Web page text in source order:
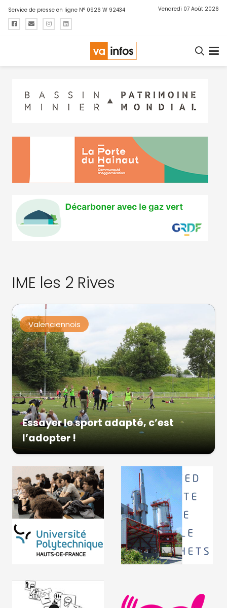
Service de presse en ligne N° 0926 W 92434 Vendredi 07 Août 2026
IME les 2 Rives
Valenciennois
Essayer le sport adapté, c’est
l’adopter !